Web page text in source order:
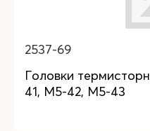
2537-69
Головки
41, М5-42, М5-43